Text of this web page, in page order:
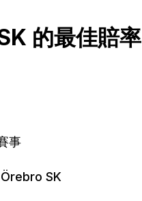
的最佳賠率
事
SK